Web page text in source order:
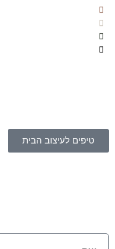
טיפים לעיצוב הבית